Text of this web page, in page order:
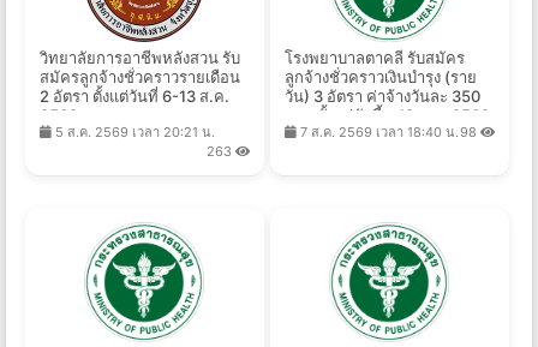
วิทยาลัยการอาชีพหลังสวน รับ
สมัครลูกจ้างชั่วคราวรายเดือน
2 อัตรา ตั้งแต่วันที่ 6-13 ส.ค.
2569
5 ส.ค. 2569 เวลา 20:21 น.
263
โรงพยาบาลตาคลี รับสมัคร
ลูกจ้างชั่วคราวเงินบํารุง (ราย
วัน) 3 อัตรา ค่าจ้างวันละ 350
บาท ตั้งแต่บัดนี้ - 13 ส.ค. 2569
7 ส.ค. 2569 เวลา 18:40 น.98